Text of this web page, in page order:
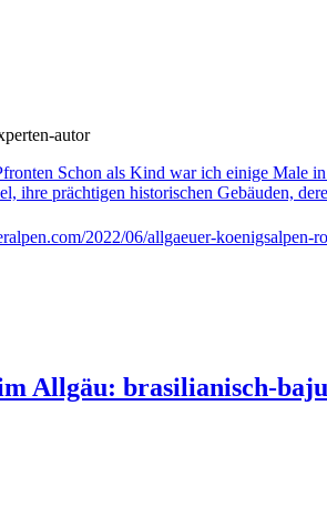
autor
Schon als Kind war ich einige Male
ihre prächtigen historischen Gebäuden,
2022/06/allgaeuer-koenigsalpen-
Allgäu: brasilianisch-